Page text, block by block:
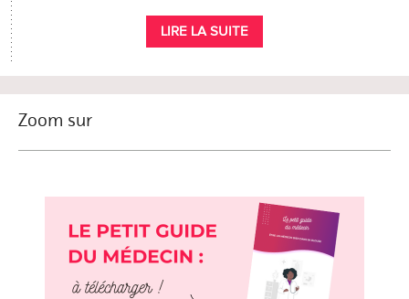
LIRE LA SUITE
Zoom sur